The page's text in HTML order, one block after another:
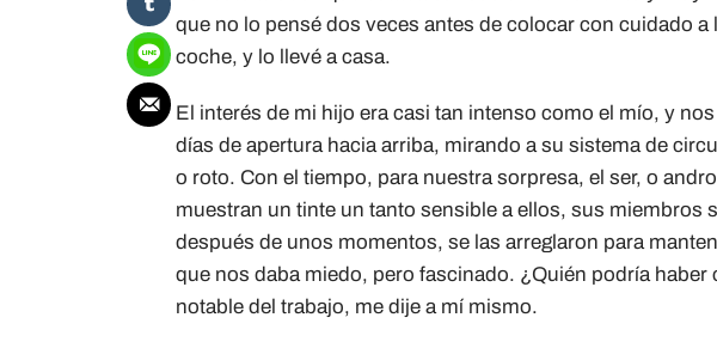
que no lo pensé dos veces antes de colocar con cuidado a
coche, y lo llevé a casa.
El interés de mi hijo era casi tan intenso como el mío, y
días de apertura hacia arriba, mirando a su sistema de
o roto. Con el tiempo, para nuestra sorpresa, el ser, o
muestran un tinte un tanto sensible a ellos, sus miembros
después de unos momentos, se las arreglaron para
que nos daba miedo, pero fascinado. ¿Quién podría
notable del trabajo, me dije a mí mismo.